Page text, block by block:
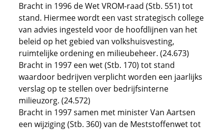
Bracht in 1996 de Wet VROM-raad (Stb. 551) tot
stand. Hiermee wordt een vast strategisch college
van advies ingesteld voor de hoofdlijnen van het
beleid op het gebied van volkshuisvesting,
ruimtelijke ordening en milieubeheer. (24.673)
Bracht in 1997 een wet (Stb. 170) tot stand
waardoor bedrijven verplicht worden een jaarlijks
verslag op te stellen over bedrijfsinterne
milieuzorg. (24.572)
Bracht in 1997 samen met minister Van Aartsen
een wijziging (Stb. 360) van de Meststoffenwet tot